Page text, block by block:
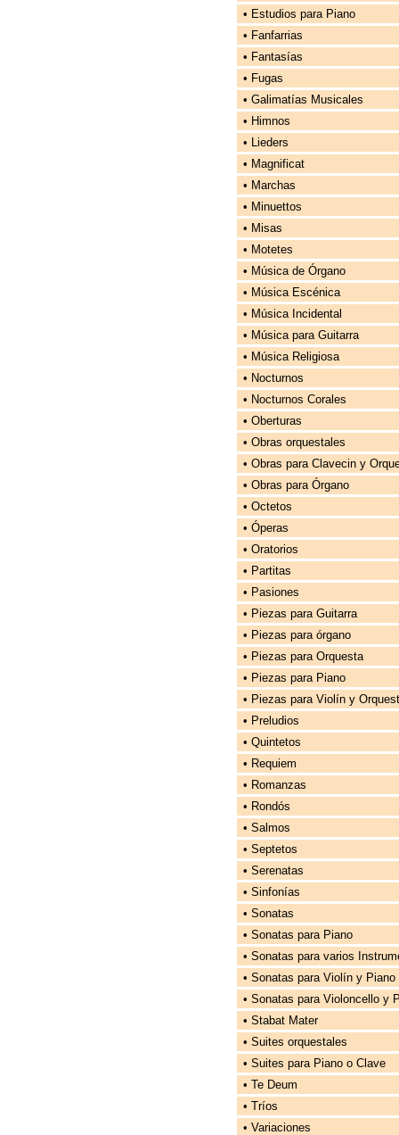
• Estudios para Piano
• Fanfarrias
• Fantasías
• Fugas
• Galimatías Musicales
• Himnos
• Lieders
• Magnificat
• Marchas
• Minuettos
• Misas
• Motetes
• Música de Órgano
• Música Escénica
• Música Incidental
• Música para Guitarra
• Música Religiosa
• Nocturnos
• Nocturnos Corales
• Oberturas
• Obras orquestales
• Obras para Clavecin y
• Obras para Órgano
• Octetos
• Óperas
• Oratorios
• Partitas
• Pasiones
• Piezas para Guitarra
• Piezas para órgano
• Piezas para Orquesta
• Piezas para Piano
• Piezas para Violín y
• Preludios
• Quintetos
• Requiem
• Romanzas
• Rondós
• Salmos
• Septetos
• Serenatas
• Sinfonías
• Sonatas
• Sonatas para Piano
• Sonatas para varios
• Sonatas para Violín y Piano
• Sonatas para Violoncello y
• Stabat Mater
• Suites orquestales
• Suites para Piano o Clave
• Te Deum
• Tríos
• Variaciones